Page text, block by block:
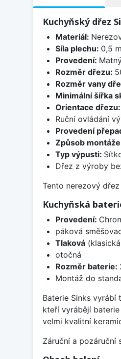
Kuchyňský dřez
Materiál:
Síla plechu: 0,5
Provedení:
Rozměr dřezu:
Rozměr vany
Minimální šířka
Orientace dřezu:
Ruční ovládání
Provedení
Způsob
Typ výpusti:
Dřez z výroby
Tento nerezový
Kuchyňská
Provedení:
páková
Tlaková(klasická
otočná
Rozměr baterie:
Montáž do
Baterie Sinks vyrábí
kteří vyrábějí
velmi kvalitní
Záruční a pozáruční